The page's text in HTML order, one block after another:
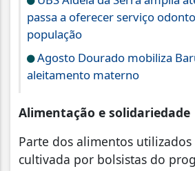
passa a oferecer serviço
população
Agosto Dourado mobiliza
aleitamento materno
Alimentação e solidariedade
Parte dos alimentos utilizados
cultivada por bolsistas do